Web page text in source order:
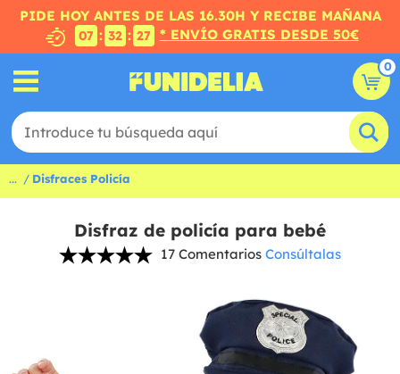
PIDE HOY ANTES DE LAS 16.30H Y RECIBE MAÑANA
07 : 32 : 26 * ENVÍO GRATIS DESDE 50€
0
... Disfraces Policía
Disfraz de policía para bebé
17 Comentarios Consúltalas